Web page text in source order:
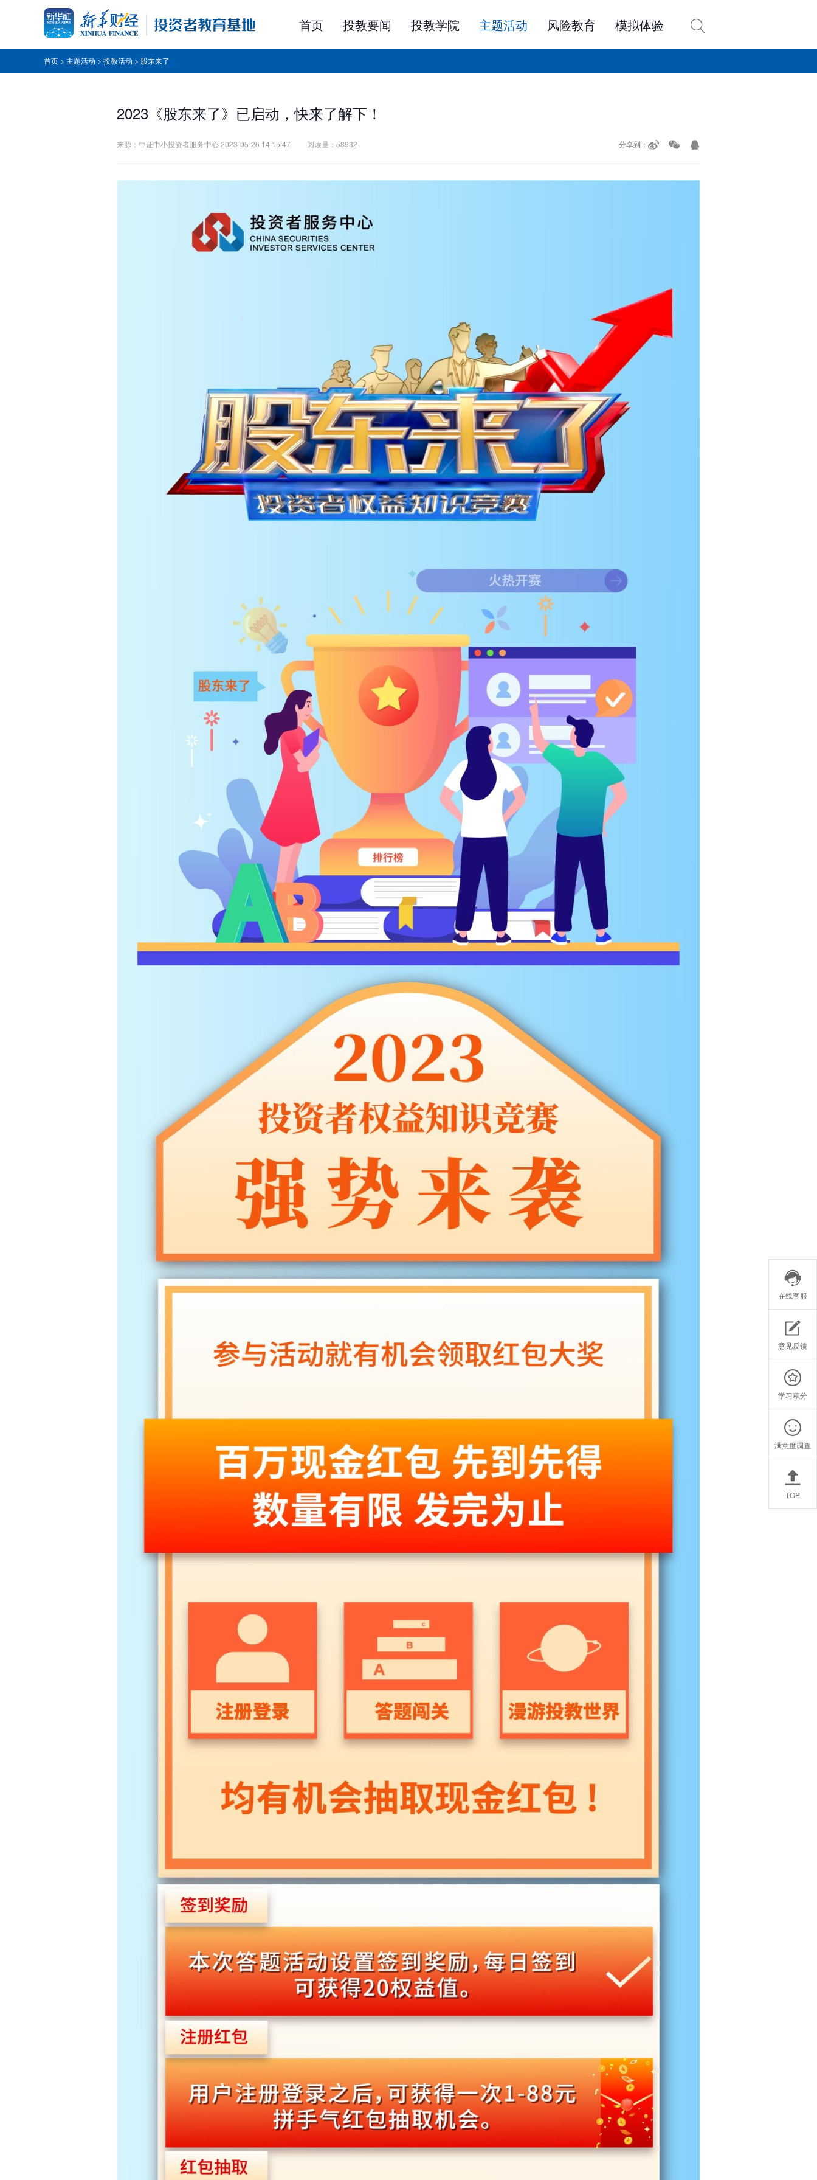
首页 投教要闻 投教学院
投资入门 进阶学习
规则解读
财经分析
热点专题
视频课堂
法律课堂
热点专题
主题活动
走进交易所
走进上交所投教基地
走进深交所投教基地
走进上市公司
走进主板上市公司
走进科创板上市公司
投教微课堂 投教活动
投教作品征集
风险教育
风险揭示 风险测评 投资者维权
模拟体验
模拟交易 闯关答题
首页 > 主题活动 > 投教活动 > 股东来了
2023《股东来了》已启动，快来了解下！
来源：中证中小投资者服务中心 2023-05-26 14:15:47 阅读量： 58932 分享到：
在线客服
意见反馈
学习积分
满意度调查
TOP